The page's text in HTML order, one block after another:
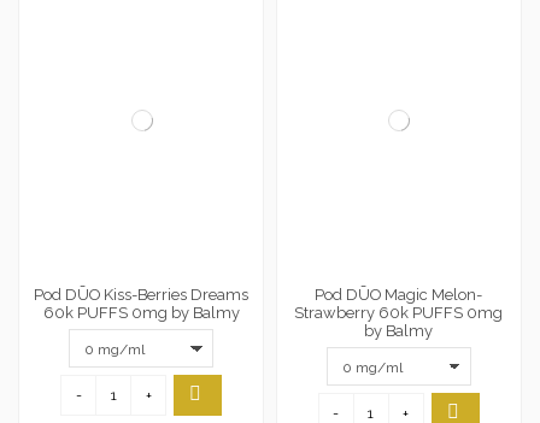
Pod DŪO Kiss-Berries Dreams
60k PUFFS 0mg by Balmy
- +
Pod DŪO Magic Melon-
Strawberry 60k PUFFS 0mg
by Balmy
- +